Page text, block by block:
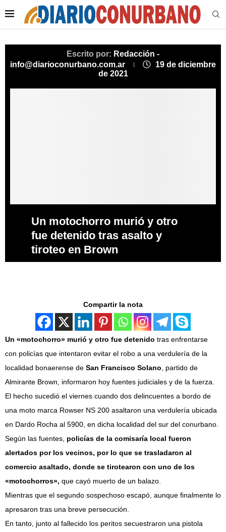
Escrito por: Redacción -
info@diarioconurbano.com.ar
19 de diciembre
de 2021
Un motochorro murió y otro
fue detenido tras asalto y
tiroteo en Brown
Compartir la nota
Un «motochorro» murió y otro fue detenido tras enfrentarse
con policías que intentaron evitar el robo a una verdulería de la
localidad bonaerense de San Francisco Solano , partido de
Almirante Brown, informaron hoy fuentes judiciales y de la fuerza.
El hecho sucedió el viernes cuando dos delincuentes a bordo de
una moto marca Rowser NS 200 asaltaron una verdulería ubicada
en Dardo Rocha al 5900, en dicha localidad del sur del conurbano.
Según las fuentes, policías de la comisaría local fueron
alertados por los vecinos, por lo que se trasladaron al
comercio asaltado, donde se tirotearon con uno de los
«motochorros», que cayó muerto de un balazo.
Mientras que el segundo sospechoso escapó, aunque finalmente lo
apresaron tras una breve persecución.
En tanto, junto al fallecido los peritos secuestraron una pistola